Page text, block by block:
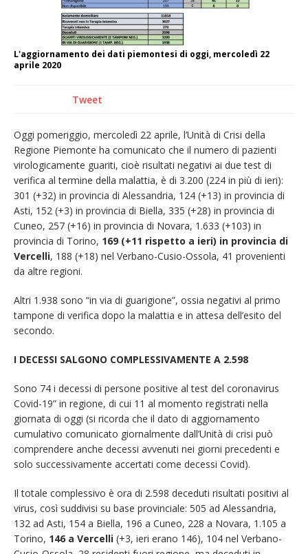
dell’arcivescovo mons. Marco Arnolfo
L'aggiornamento dei dati piemontesi di oggi, mercoledì 22
aprile 2020
Tweet
Oggi pomeriggio, mercoledì 22 aprile, l’Unità di Crisi della
Regione Piemonte ha comunicato che il numero di pazienti
virologicamente guariti, cioè risultati negativi ai due test di
verifica al termine della malattia, è di 3.200 (224 in più di ieri):
301 (+32) in provincia di Alessandria, 124 (+13) in provincia di
Asti, 152 (+3) in provincia di Biella, 335 (+28) in provincia di
Cuneo, 257 (+16) in provincia di Novara, 1.633 (+103) in
provincia di Torino, 169 (+11 rispetto a ieri) in provincia di
Vercelli, 188 (+18) nel Verbano-Cusio-Ossola, 41 provenienti
da altre regioni.
Altri 1.938 sono “in via di guarigione”, ossia negativi al primo
tampone di verifica dopo la malattia e in attesa dell’esito del
secondo.
I DECESSI SALGONO COMPLESSIVAMENTE A 2.598
Sono 74 i decessi di persone positive al test del coronavirus
Covid-19” in regione, di cui 11 al momento registrati nella
giornata di oggi (si ricorda che il dato di aggiornamento
cumulativo comunicato giornalmente dall’Unità di crisi può
comprendere anche decessi avvenuti nei giorni precedenti e
solo successivamente accertati come decessi Covid).
Il totale complessivo è ora di 2.598 deceduti risultati positivi al
virus, così suddivisi su base provinciale: 505 ad Alessandria,
132 ad Asti, 154 a Biella, 196 a Cuneo, 228 a Novara, 1.105 a
Torino, 146 a Vercelli (+3, ieri erano 146), 104 nel Verbano-